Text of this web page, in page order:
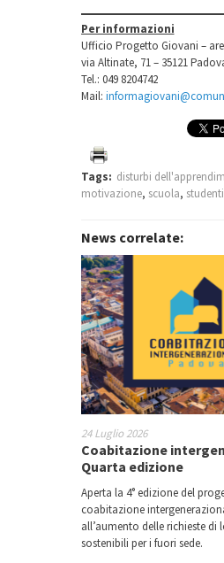
Per informazioni
Ufficio Progetto Giovani –
via Altinate, 71 – 35121
Tel.: 049 8204742
Mail:
Tags: disturbi
motivazione, scuola, studenti
News correlate:
24 Luglio 2026
Coabitazione
Quarta edizione
Aperta la 4° edizione del
coabitazione
all’aumento delle richieste di
sostenibili per i fuori sede.